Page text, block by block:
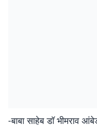
-बाबा साहेब डॉ भीमराव